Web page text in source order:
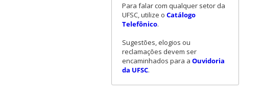
Para falar com qualquer setor da
UFSC, utilize o Catálogo
Telefônico.
Sugestões, elogios ou
reclamações devem ser
encaminhados para a Ouvidoria
da UFSC.